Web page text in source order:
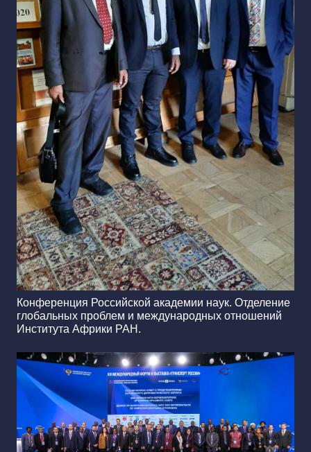
Конференция Российской академии наук. Отделение
глобальных проблем и международных отношений
Института Африки РАН.